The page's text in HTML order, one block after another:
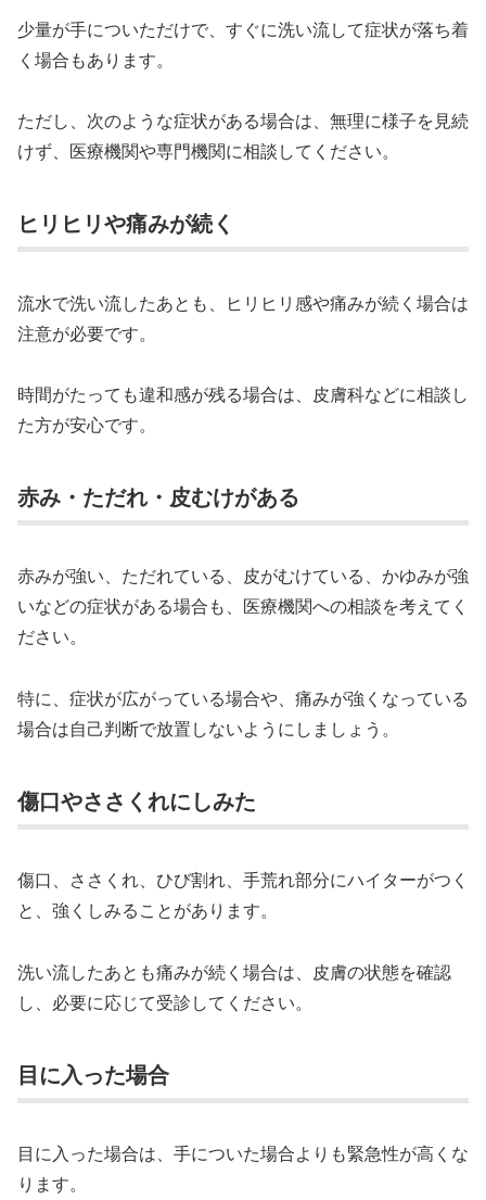
少量が手についただけで、すぐに洗い流して症状が落ち着
く場合もあります。
ただし、次のような症状がある場合は、無理に様子を見続
けず、医療機関や専門機関に相談してください。
ヒリヒリや痛みが続く
流水で洗い流したあとも、ヒリヒリ感や痛みが続く場合は
注意が必要です。
時間がたっても違和感が残る場合は、皮膚科などに相談し
た方が安心です。
赤み・ただれ・皮むけがある
赤みが強い、ただれている、皮がむけている、かゆみが強
いなどの症状がある場合も、医療機関への相談を考えてく
ださい。
特に、症状が広がっている場合や、痛みが強くなっている
場合は自己判断で放置しないようにしましょう。
傷口やささくれにしみた
傷口、ささくれ、ひび割れ、手荒れ部分にハイターがつく
と、強くしみることがあります。
洗い流したあとも痛みが続く場合は、皮膚の状態を確認
し、必要に応じて受診してください。
目に入った場合
目に入った場合は、手についた場合よりも緊急性が高くな
ります。